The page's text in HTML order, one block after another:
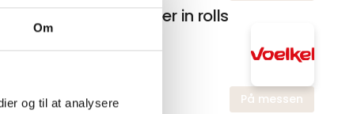
Om
og til at analysere
Baking paper in rolls
På messen
Voelkel GmbH